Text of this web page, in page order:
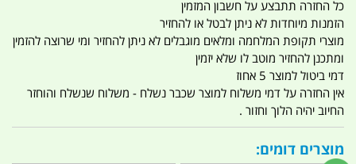
כל החזרה תתבצע על חשבון המזמין
הזמנות מיוחדות לא ניתן לבטל או להחזיר
מוצרי תקופת המלחמה ומלאים מוגבלים לא ניתן להחזיר ומי שרוצה להזמין
ומתכנן להחזיר מוטב לו שלא יזמין
דמי ביטול למוצר 5 אחוז
אין החזרה על דמי משלוח למוצר שכבר נשלח - משלוח שנשלח והוחזר
החיוב יהיה הלוך וחזור .
מוצרים דומים: